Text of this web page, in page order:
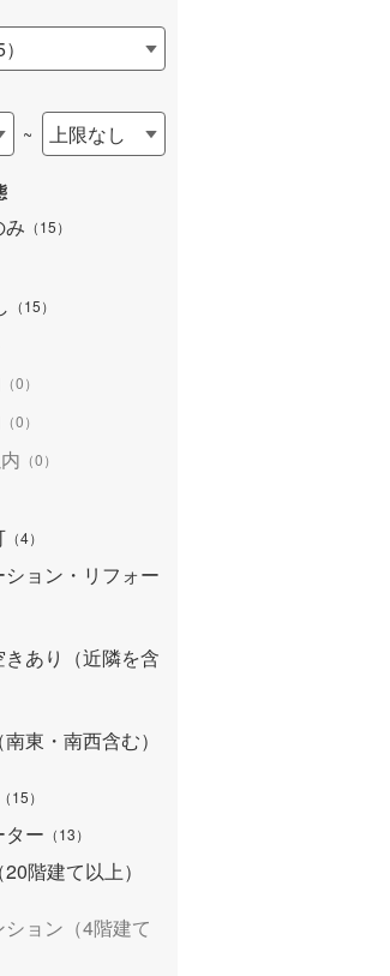
）
~ 上限なし
み （15）
（15）
（0）
（0）
（0）
（4）
ション・リフォー
あり（近隣を含
東・南西含む）
（15）
ター （13）
階建て以上）
ョン（4階建て